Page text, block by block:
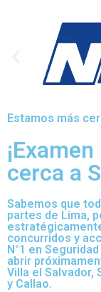
Estamos más
cerca a
Sabemos que
partes de Lima,
concurridos y
N°1 en
abrir
Villa el Salvador,
y Callao.